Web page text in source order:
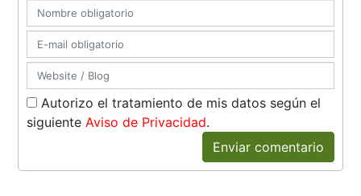
Autorizo el tratamiento de mis datos según el
siguienteAviso de Privacidad.
Enviar comentario